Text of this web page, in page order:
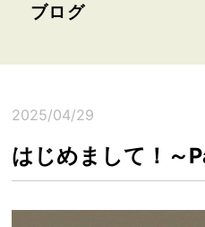
ブログ
2025/04/29
はじめまして！～